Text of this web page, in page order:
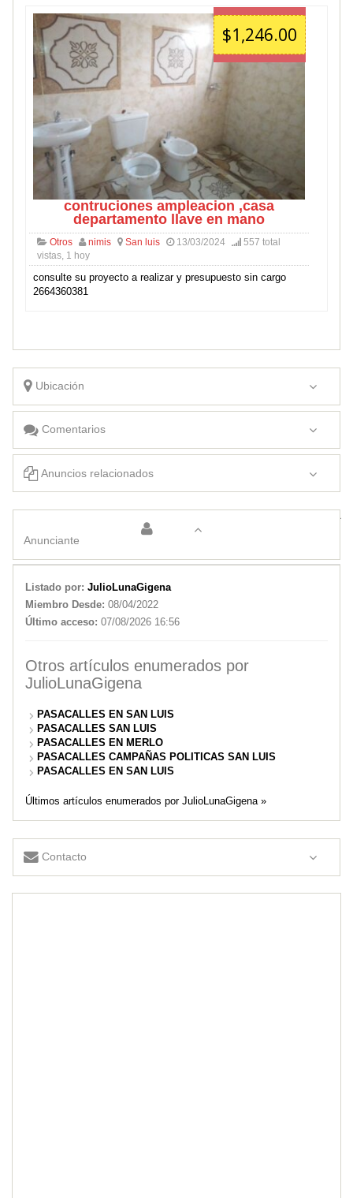
$1,246.00
contruciones ampleacion ,casa
departamento llave en mano
Otros nimis San luis 13/03/2024
557 total
vistas, 1 hoy
consulte su proyecto a realizar y presupuesto sin cargo
2664360381
Ubicación
Comentarios
Anuncios relacionados
SANACION PODEROSA
Anunciante
Listado por: JulioLunaGigena
Miembro Desde: 08/04/2022
Último acceso: 07/08/2026 16:56
Otros artículos enumerados por
JulioLunaGigena
PASACALLES EN SAN LUIS
PASACALLES SAN LUIS
PASACALLES EN MERLO
PASACALLES CAMPAÑAS POLITICAS SAN LUIS
PASACALLES EN SAN LUIS
Últimos artículos enumerados por JulioLunaGigena »
Contacto